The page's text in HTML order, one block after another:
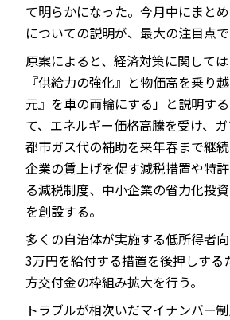
て明らかになった。今月中にまと
についての説明が、最大の注目点で
原案によると、経済対策に関して
『供給力の強化』と物価高を乗り
元』を車の両輪にする」と説明す
て、エネルギー価格高騰を受け、
都市ガス代の補助を来年春まで継続
企業の賃上げを促す減税措置や特
る減税制度、中小企業の省力化投
を創設する。
多くの自治体が実施する低所得者
3万円を給付する措置を後押しする
方交付金の枠組み拡大を行う。
トラブルが相次いだマイナンバー